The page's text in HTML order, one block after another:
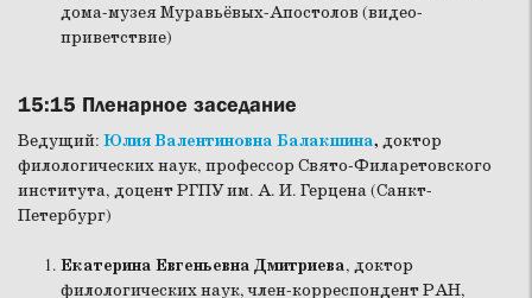
дома-музея Муравьёвых-Апостолов (видео-
приветствие)
15:15 Пленарное заседание
Ведущий: Юлия Валентиновна Балакшина, доктор
филологических наук, профессор Свято-Филаретовского
института, доцент РГПУ им. А. И. Герцена (Санкт-
Петербург)
Екатерина Евгеньевна Дмитриева, доктор
филологических наук, член-корреспондент РАН,